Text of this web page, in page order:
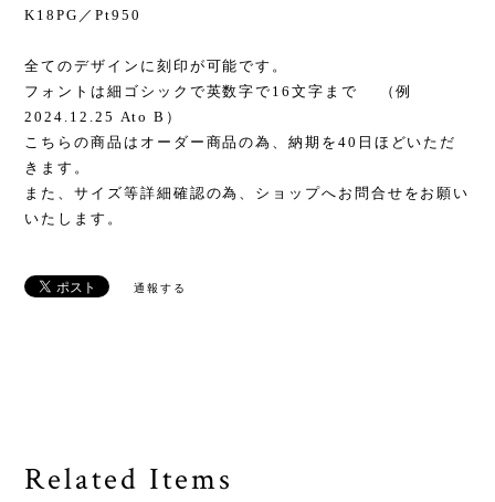
K18PG／Pt950
全てのデザインに刻印が可能です。
フォントは細ゴシックで英数字で16文字まで （例
2024.12.25 Ato B）
こちらの商品はオーダー商品の為、納期を40日ほどいただ
きます。
また、サイズ等詳細確認の為、ショップへお問合せをお願い
いたします。
通報する
Related Items